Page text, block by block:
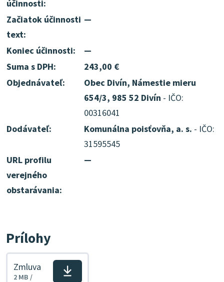
účinnosti:
Začiatok účinnosti
text:
—
Koniec účinnosti:
—
Suma s DPH:
243,00 €
Objednávateľ:
Obec Divín, Námestie mieru
654/3, 985 52 Divín - IČO:
00316041
Dodávateľ:
Komunálna poisťovňa, a. s. - IČO:
31595545
URL profilu
verejného
obstarávania:
—
Prílohy
Stiahnuť
Zmluva
2 MB /